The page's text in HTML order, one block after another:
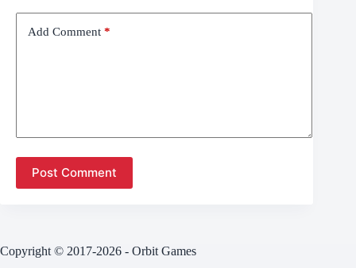
Add Comment *
Post Comment
Copyright © 2017-2026 - Orbit Games